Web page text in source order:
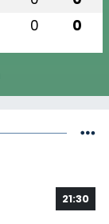
0 0
21:30